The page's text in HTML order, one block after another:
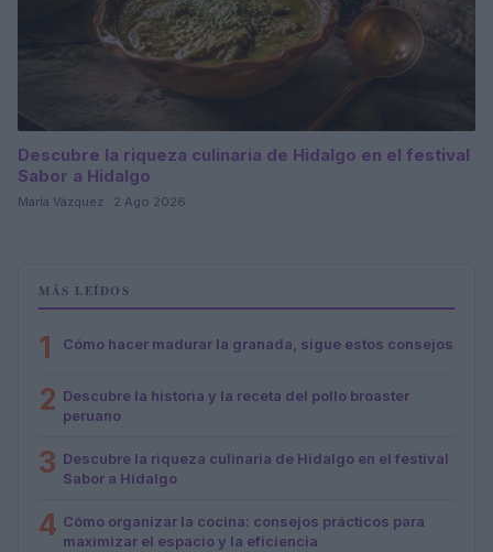
Descubre la riqueza culinaria de Hidalgo en el festival
Sabor a Hidalgo
María Vázquez · 2 Ago 2026
MÁS LEÍDOS
1 Cómo hacer madurar la granada, sigue estos consejos
2 Descubre la historia y la receta del pollo broaster
peruano
3 Descubre la riqueza culinaria de Hidalgo en el festival
Sabor a Hidalgo
4 Cómo organizar la cocina: consejos prácticos para
maximizar el espacio y la eficiencia